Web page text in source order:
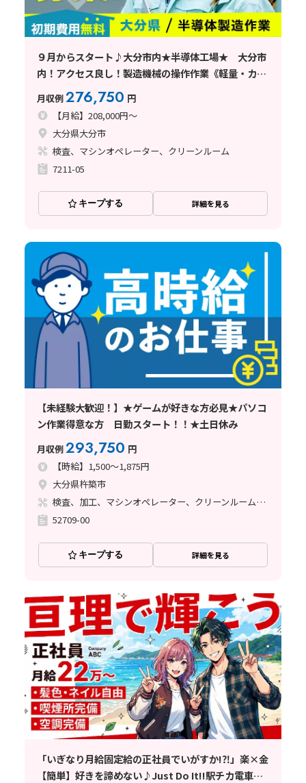
９月からスタート♪大分市内★半導体工場★ 大分市
内！アクセス良し！製造機械の操作作業《軽量・カン
タン作業》★寮費補助あり★
月収例276,750 円
【月給】208,000円～
大分県大分市
検査、マシンオペレーター、クリーンルーム
7211-05
キープする 詳細を見る
【未経験大歓迎！】★ゲームが好きな方必見★パソコ
ン作業得意な方 日勤スタート！！★土日休み
月収例293,750 円
【時給】1,500～1,875円
大分県杵築市
検査、加工、マシンオペレーター、クリーンルーム、清掃・洗浄、品質管理
52709-00
キープする 詳細を見る
「いぎなり月給固定給の正社員でいがすか!⁈」楽×金
【簡単】好きを諦めない♪Just Do It!!駅チカ電車通